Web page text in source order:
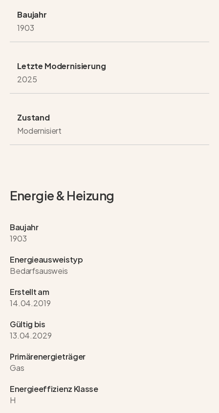
Baujahr
1903
Letzte Modernisierung
2025
Zustand
Modernisiert
Energie & Heizung
Baujahr
1903
Energie­ausweistyp
Bedarfsausweis
Erstellt am
14.04.2019
Gültig bis
13.04.2029
Primärenergieträger
Gas
Energieeffizienz Klasse
H